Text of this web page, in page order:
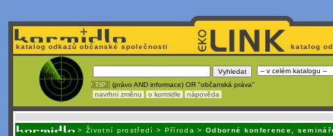
katalog odkazů občanské společnosti katalog
! TIP : (právo AND informace) OR "občanská práva"
navrhni změnu
o kormidle nápověda
> Životní prostředí > Příroda >Odborné konference,